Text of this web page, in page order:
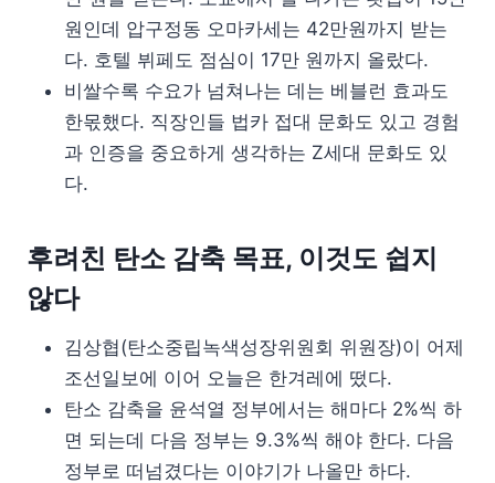
원인데 압구정동 오마카세는 42만원까지 받는
다. 호텔 뷔페도 점심이 17만 원까지 올랐다.
비쌀수록 수요가 넘쳐나는 데는 베블런 효과도
한몫했다. 직장인들 법카 접대 문화도 있고 경험
과 인증을 중요하게 생각하는 Z세대 문화도 있
다.
후려친 탄소 감축 목표, 이것도 쉽지
않다
김상협(탄소중립녹색성장위원회 위원장)이 어제
조선일보에 이어 오늘은 한겨레에 떴다.
탄소 감축을 윤석열 정부에서는 해마다 2%씩 하
면 되는데 다음 정부는 9.3%씩 해야 한다. 다음
정부로 떠넘겼다는 이야기가 나올만 하다.